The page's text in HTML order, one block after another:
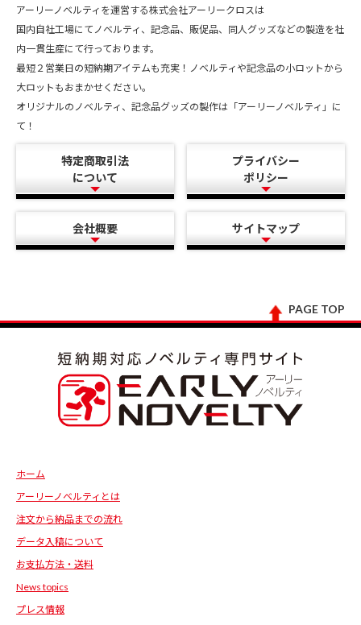
アーリーノベルティを運営する株式会社アーリークロスは
国内自社工場にてノベルティ、記念品、販促品、同人グッズなどの製造を社
内一貫生産にて行っております。
最短２営業日の短納期アイテムも充実！ノベルティや記念品の小ロットから
大ロットもおまかせください。
オリジナルのノベルティ、記念品グッズの製作は「アーリーノベルティ」に
て！
特定商取引法
について
プライバシー
ポリシー
会社概要 サイトマップ
PAGE TOP
ホーム
アーリーノベルティとは
注文から納品までの流れ
データ入稿について
お支払方法・送料
News topics
プレス情報